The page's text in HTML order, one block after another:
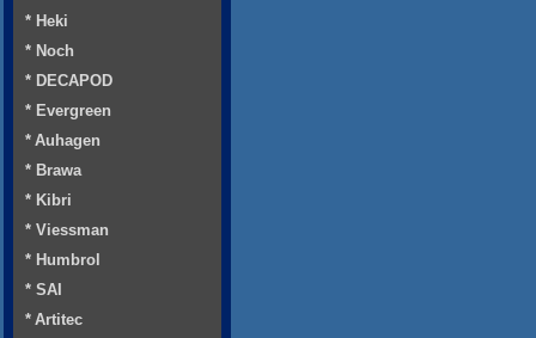
* Heki
* Noch
* DECAPOD
* Evergreen
* Auhagen
* Brawa
* Kibri
* Viessman
* Humbrol
* SAI
* Artitec